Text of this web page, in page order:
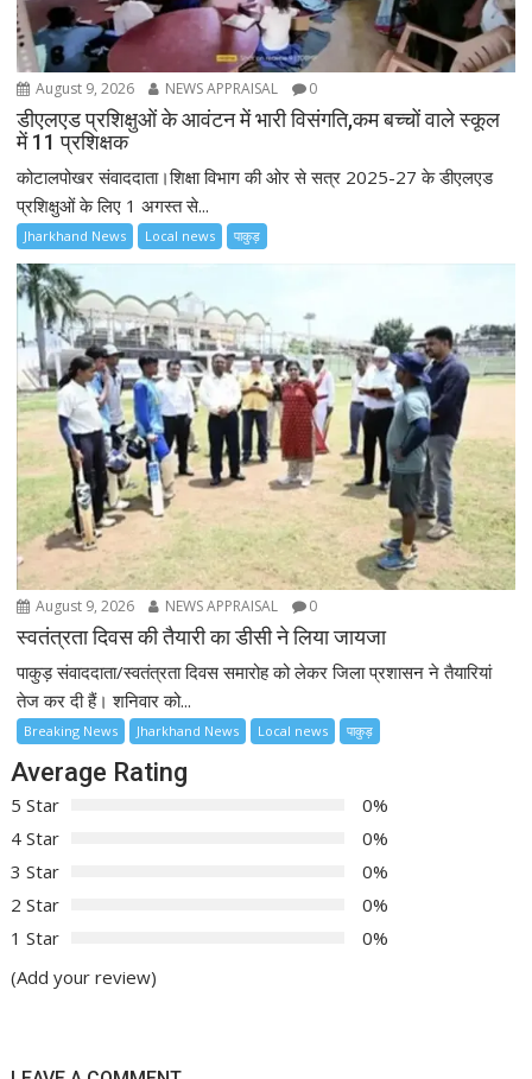
August 9, 2026 NEWS APPRAISAL 0
डीएलएड प्रशिक्षुओं के आवंटन में भारी विसंगति,कम बच्चों वाले स्कूल
में 11 प्रशिक्षक
कोटालपोखर संवाददाता।शिक्षा विभाग की ओर से सत्र 2025-27 के डीएलएड
प्रशिक्षुओं के लिए 1 अगस्त से...
Jharkhand News Local news पाकुड़
August 9, 2026 NEWS APPRAISAL 0
स्वतंत्रता दिवस की तैयारी का डीसी ने लिया जायजा
पाकुड़ संवाददाता/स्वतंत्रता दिवस समारोह को लेकर जिला प्रशासन ने तैयारियां
तेज कर दी हैं। शनिवार को...
Breaking News Jharkhand News Local news पाकुड़
Average Rating
5 Star
0%
4 Star
0%
3 Star
0%
2 Star
0%
1 Star
0%
(Add your review)